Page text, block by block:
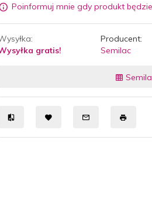
Poinformuj mnie gdy produkt
gratis!
Producent:
Semilac